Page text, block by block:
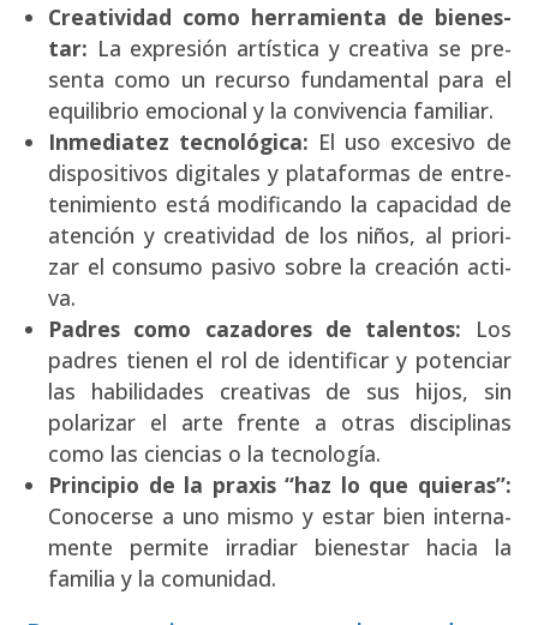
Crea­ti­vi­dad como herra­mien­ta de bien­es­
tar: La expre­sión artís­ti­ca y crea­ti­va se pre­
sen­ta como un recur­so fun­da­men­tal para el
equi­li­brio emo­cio­nal y la con­vi­ven­cia fami­liar.
Inme­dia­tez tec­no­ló­gi­ca: El uso exce­si­vo de
dis­po­si­ti­vos digi­ta­les y pla­ta­for­mas de entre­
te­ni­mien­to está modi­fi­can­do la capa­ci­dad de
aten­ción y crea­ti­vi­dad de los niños, al prio­ri­
zar el con­su­mo pasi­vo sobre la crea­ción acti­
va.
Padres como caza­do­res de talen­tos: Los
padres tie­nen el rol de iden­ti­fi­car y poten­ciar
las habi­li­da­des crea­ti­vas de sus hijos, sin
pola­ri­zar el arte fren­te a otras dis­ci­pli­nas
como las cien­cias o la tec­no­lo­gía.
Prin­ci­pio de la pra­xis “haz lo que quie­ras”:
Cono­cer­se a uno mis­mo y estar bien inter­na­
men­te per­mi­te irra­diar bien­es­tar hacia la
fami­lia y la comu­ni­dad.